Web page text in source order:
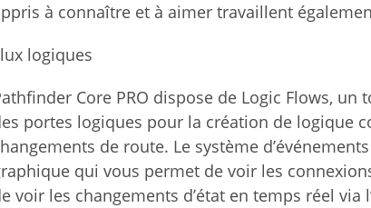
à connaître et à aimer travaillent
logiques
Core PRO dispose de Logic Flows,
portes logiques pour la création de logique
de route. Le système
qui vous permet de voir les
voir les changements d’état en temps réel